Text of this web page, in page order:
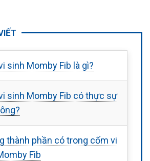
sinh Momby Fib là gì?
sinh Momby Fib có thực sự
thành phần có trong cốm vi
Fib